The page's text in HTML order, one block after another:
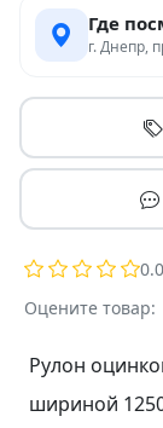
Где
г. Днепр,
0.0
Оцените товар:
Рулон
шириной